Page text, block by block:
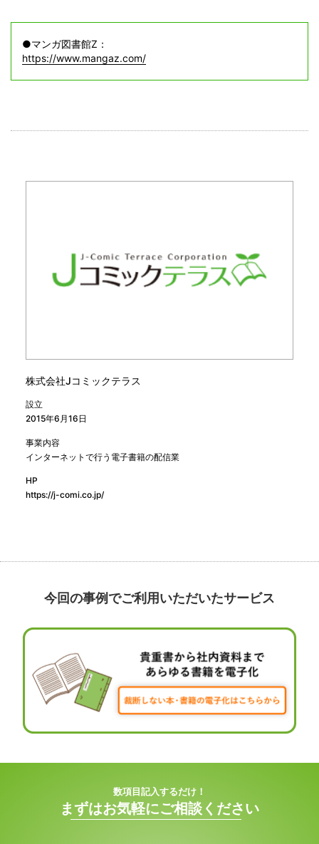
●マンガ図書館Z：
https://www.mangaz.com/
株式会社Jコミックテラス
設立
2015年6月16日
事業内容
インターネットで行う電子書籍の配信業
HP
https://j-comi.co.jp/
今回の事例でご利用いただいたサービス
数項目記入するだけ！
まずはお気軽にご相談ください